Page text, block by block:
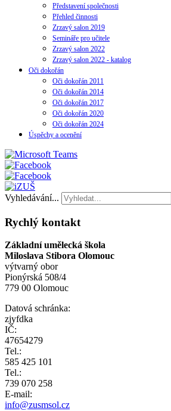
Představení společnosti
Přehled činnosti
Zrzavý salon 2019
Semináře pro učitele
Zrzavý salon 2022
Zrzavý salon 2022 - katalog
Oči dokořán
Oči dokořán 2011
Oči dokořán 2014
Oči dokořán 2017
Oči dokořán 2020
Oči dokořán 2024
Úspěchy a ocenění
Vyhledávání...
Rychlý kontakt
Základní umělecká škola
Miloslava Stibora Olomouc
výtvarný obor
Pionýrská 508/4
779 00 Olomouc
Datová schránka:
zjyfdka
IČ:
47654279
Tel.:
585 425 101
Tel.:
739 070 258
E-mail:
info@zusmsol.cz